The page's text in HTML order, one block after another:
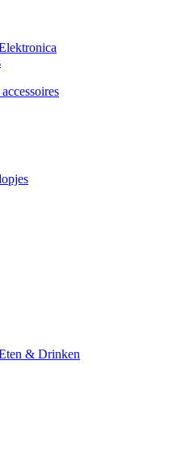
& Drinken